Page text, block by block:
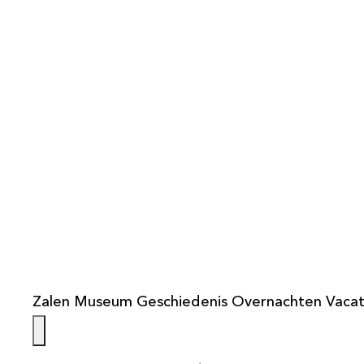
Zalen Museum Geschiedenis Overnachten